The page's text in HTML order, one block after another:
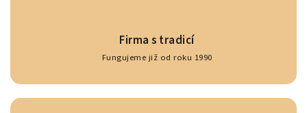
Firma s tradicí
Fungujeme již od roku 1990